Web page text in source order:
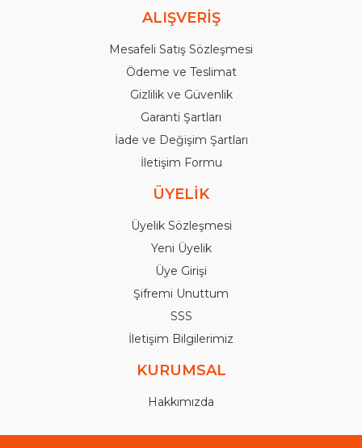
ALIŞVERİŞ
Mesafeli Satış Sözleşmesi
Ödeme ve Teslimat
Gizlilik ve Güvenlik
Garanti Şartları
İade ve Değişim Şartları
İletişim Formu
ÜYELİK
Üyelik Sözleşmesi
Yeni Üyelik
Üye Girişi
Şifremi Unuttum
SSS
İletişim Bilgilerimiz
KURUMSAL
Hakkımızda